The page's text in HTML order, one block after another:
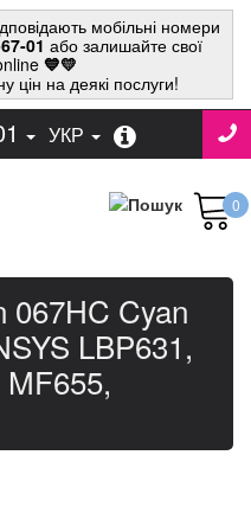
мобільні номери
01 або залишайте свої
💙💛
цін на деякі послуги!
УКР
0
067HC Cyan
LBP631,